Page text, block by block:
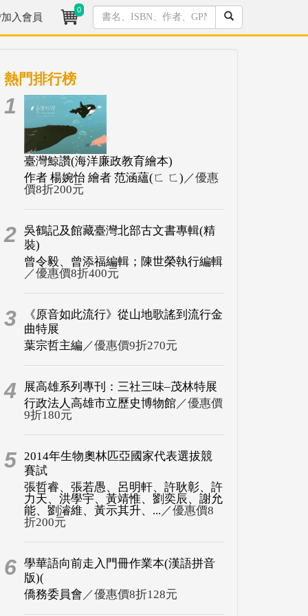
入會員
0
熱門排行榜
1
臺灣鯨讚(海洋廉政教育繪本)
作者 楊婉怡 繪者 范涵蘊(ㄈ ㄈ) ／優惠
價8折200元
2 吳鶴記及館藏臺灣北部古文書專輯(精
裝)
曾令毅、曾添福編輯；陳世榮執行編輯
／優惠價8折400元
3
《原音如此流行》從山地歌謠到流行金
曲特展
葉宗哲主編 ／優惠價9折270元
4
展高雄系列專刊：三社三味–茂林特展
行政法人高雄市立歷史博物館／優惠價
9折180元
5 2014年生物奧林匹亞國家代表選拔競
賽試
張哲睿、張若愚、呂明軒、許耿彰、許
力天、洪學宇、黃靖惟、劉奕辰、謝允
能、劉濬維、黃示其升、... ／優惠價8
折200元
6 學華語向前走入門冊作業本(漢語拼音
版)(
僑務委員會 ／優惠價8折128元